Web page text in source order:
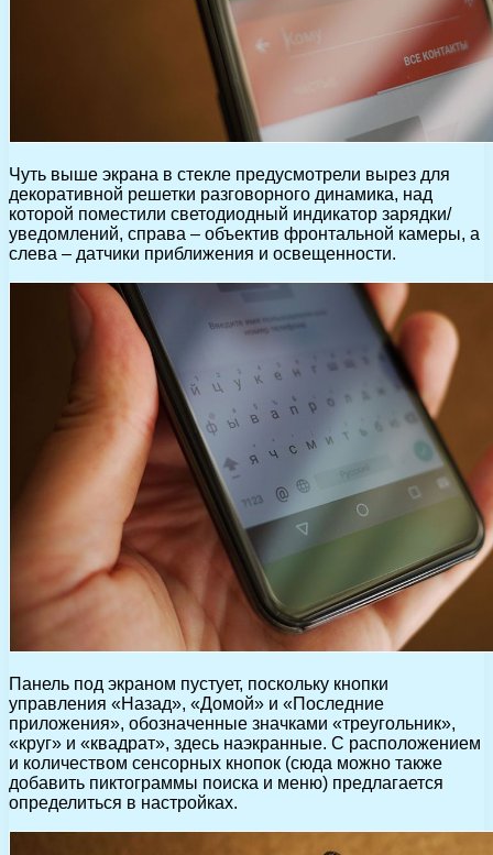
Чуть выше экрана в стекле предусмотрели вырез для
декоративной решетки разговорного динамика, над
которой поместили светодиодный индикатор зарядки/
уведомлений, справа – объектив фронтальной камеры, а
слева – датчики приближения и освещенности.
Панель под экраном пустует, поскольку кнопки
управления «Назад», «Домой» и «Последние
приложения», обозначенные значками «треугольник»,
«круг» и «квадрат», здесь наэкранные. С расположением
и количеством сенсорных кнопок (сюда можно также
добавить пиктограммы поиска и меню) предлагается
определиться в настройках.